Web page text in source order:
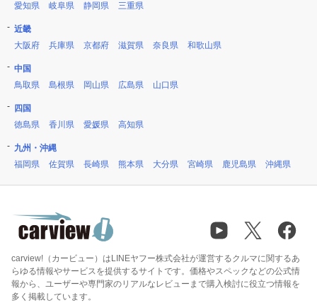
愛知県
岐阜県 静岡県 三重県
近畿
大阪府
兵庫県 京都府 滋賀県 奈良県 和歌山県
中国
鳥取県
島根県 岡山県 広島県 山口県
四国
徳島県
香川県 愛媛県 高知県
九州・沖縄
福岡県
佐賀県 長崎県 熊本県 大分県 宮崎県 鹿児島県 沖縄県
carview!（カービュー）はLINEヤフー株式会社が運営するクルマに関するあ
らゆる情報やサービスを提供するサイトです。価格やスペックなどの公式情
報から、ユーザーや専門家のリアルなレビューまで購入検討に役立つ情報を
多く掲載しています。